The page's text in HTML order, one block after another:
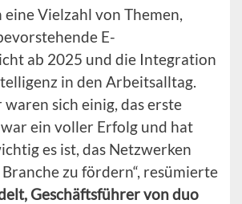
Vielzahl von Themen,
E-
ab 2025 und die Integration
in den Arbeitsalltag.
waren sich einig, das erste
ein voller Erfolg und hat
es ist, das Netzwerken
zu fördern“, resümierte
Geschäftsführer von duo